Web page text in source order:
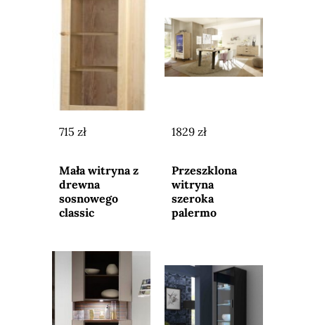
715 zł
sklepu
Mała witryna z
drewna
sosnowego
classic
1829 zł
sklepu
Przeszklona
witryna
szeroka
palermo